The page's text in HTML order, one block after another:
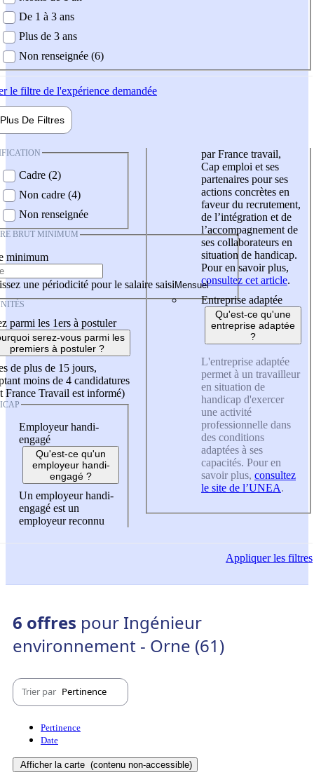
De 1 à 3 ans
Plus de 3 ans
Non renseignée (6)
le filtre de l'expérience demandée
Plus De Filtres
Cadre (2)
Non cadre (4)
Non renseignée
BRUT MINIMUM
minimum
une périodicité pour le salaire saisi
parmi les 1ers à postuler
serez-vous parmi les
premiers à postuler ?
de plus de 15 jours,
moins de 4 candidatures
France Travail est informé)
Employeur handi-
engagé
Qu'est-ce qu'un
employeur handi-
engagé ?
Un employeur handi-
engagé est un
employeur reconnu
par France travail,
Cap emploi et ses
partenaires pour ses
actions concrètes en
faveur du recrutement,
de l’intégration et de
l’accompagnement de
ses collaborateurs en
situation de handicap.
Pour en savoir plus,
consultez cet article.
Entreprise adaptée
Qu'est-ce qu'une
entreprise adaptée
?
L'entreprise adaptée
permet à un travailleur
en situation de
handicap d'exercer
une activité
professionnelle dans
des conditions
adaptées à ses
capacités. Pour en
savoir plus, consultez
le site de l’UNEA.
Appliquerles filtres
6 offres pour Ingénieur
environnement - Orne (61)
Trier par Pertinence
Pertinence
Date
Afficher la carte (contenu non-accessible)